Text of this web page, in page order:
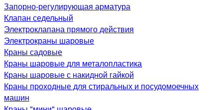
Запорно-регулирующая арматура
Клапан седельный
Электроклапана прямого действия
Электрокраны шаровые
Краны садовые
Краны шаровые для металопластика
Краны шаровые с накидной гайкой
Краны проходные для стиральных и посудомоечных
машин